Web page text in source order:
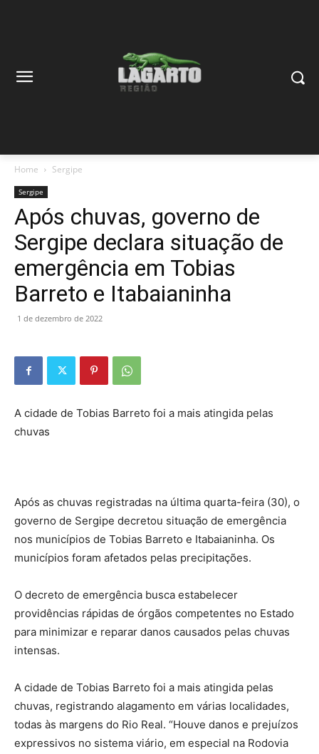
Home Sergipe
Sergipe
Após chuvas, governo de
Sergipe declara situação de
emergência em Tobias
Barreto e Itabaianinha
1 de dezembro de 2022
A cidade de Tobias Barreto foi a mais atingida pelas
chuvas
Após as chuvas registradas na última quarta-feira (30), o
governo de Sergipe decretou situação de emergência
nos municípios de Tobias Barreto e Itabaianinha. Os
municípios foram afetados pelas precipitações.
O decreto de emergência busca estabelecer
providências rápidas de órgãos competentes no Estado
para minimizar e reparar danos causados pelas chuvas
intensas.
A cidade de Tobias Barreto foi a mais atingida pelas
chuvas, registrando alagamento em várias localidades,
todas às margens do Rio Real. “Houve danos e prejuízos
expressivos no sistema viário, em especial na Rodovia